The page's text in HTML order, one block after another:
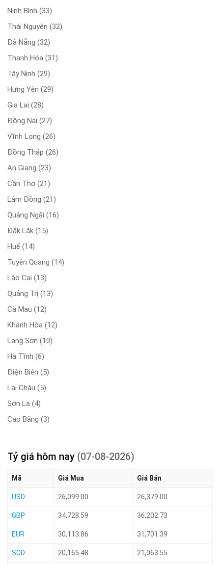
Ninh Bình (33)
Thái Nguyên (32)
Đà Nẵng (32)
Thanh Hóa (31)
Tây Ninh (29)
Hưng Yên (29)
Gia Lai (28)
Đồng Nai (27)
Vĩnh Long (26)
Đồng Tháp (26)
An Giang (23)
Cần Thơ (21)
Lâm Đồng (21)
Quảng Ngãi (16)
Đắk Lắk (15)
Huế (14)
Tuyên Quang (14)
Lào Cai (13)
Quảng Trị (13)
Cà Mau (12)
Khánh Hòa (12)
Lạng Sơn (10)
Hà Tĩnh (6)
Điện Biên (5)
Lai Châu (5)
Sơn La (4)
Cao Bằng (3)
Tỷ giá hôm nay (07-08-2026)
Mã Giá Mua Giá Bán
USD 26,099.00 26,379.00
GBP 34,728.59 36,202.73
EUR 30,113.86 31,701.39
SGD 20,165.48 21,063.55